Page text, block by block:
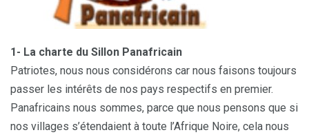
1- La charte du Sillon Panafricain
Patriotes, nous nous considérons car nous faisons toujours
passer les intérêts de nos pays respectifs en premier.
Panafricains nous sommes, parce que nous pensons que si
nos villages s’étendaient à toute l’Afrique Noire, cela nous